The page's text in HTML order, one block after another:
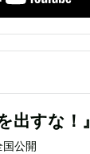
出すな！』
公開